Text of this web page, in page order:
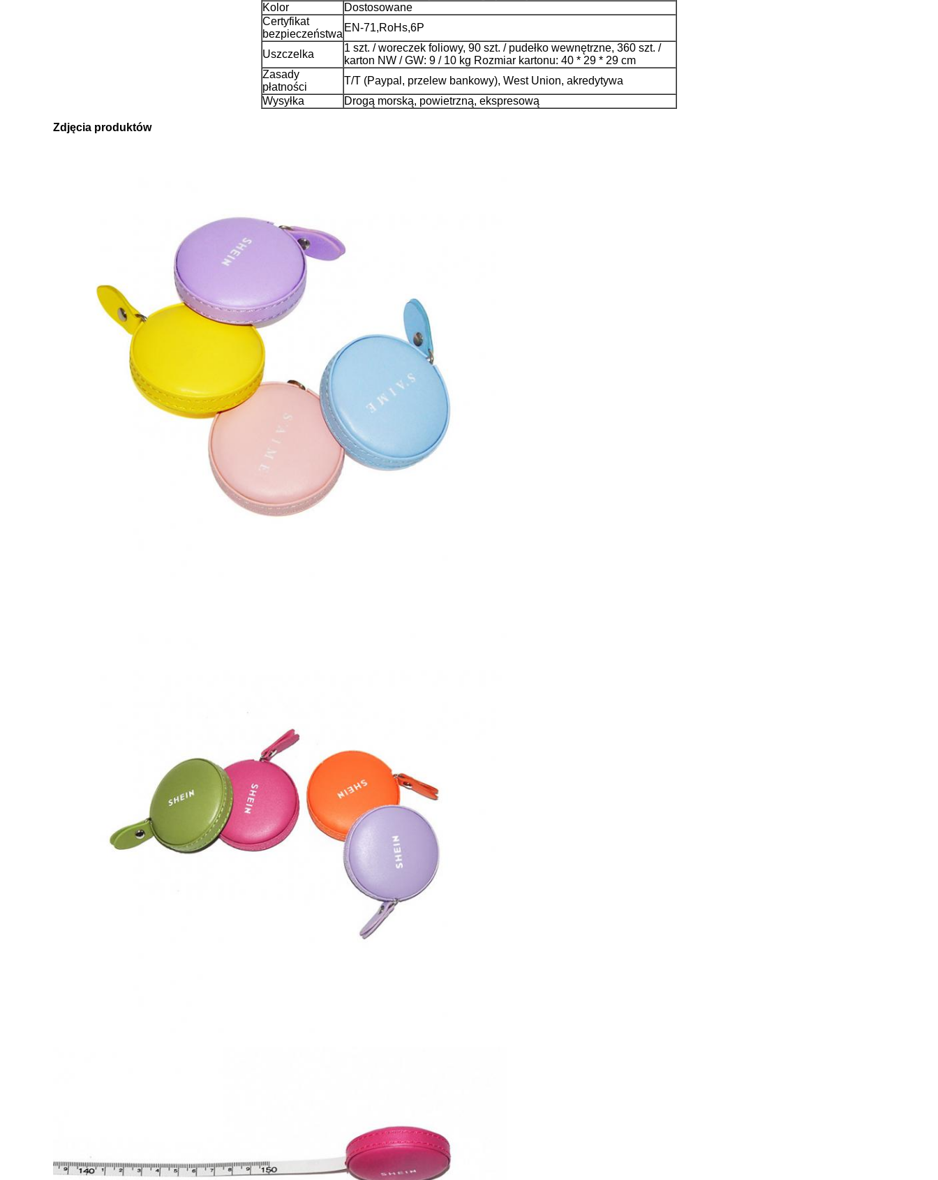
Kolor
Dostosowane
Certyfikat
bezpieczeństwa
EN-71,RoHs,6P
Uszczelka
1 szt. / woreczek foliowy, 90 szt. / pudełko wewnętrzne, 360 szt. /
karton NW / GW: 9 / 10 kg Rozmiar kartonu: 40 * 29 * 29 cm
Zasady
płatności
T/T (Paypal, przelew bankowy), West Union, akredytywa
Wysyłka
Drogą morską, powietrzną, ekspresową
Zdjęcia produktów